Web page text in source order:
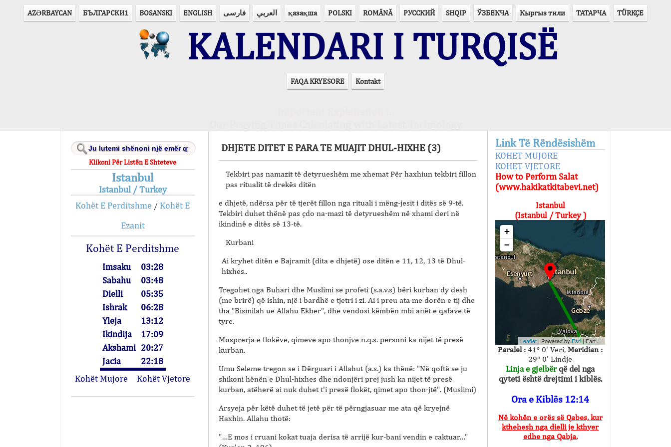
AZӘRBAYCAN БЪЛГАРСКИ1 BOSANSKI ENGLISH فارسی العربي қазақша POLSKI ROMÂNĂ РУССКИЙ SHQIP ЎЗБЕКЧА Кыргыз тили ТАТАРЧА TÜRKÇE
KALENDARI I TURQISË
FAQA KRYESORE Kontakt
Klikoni Për Listën E Shteteve
Istanbul
Istanbul / Turkey
Kohët E Perditshme / Kohët E
Ezanit
Kohët E Perditshme
Imsaku
03:28
Sabahu
03:48
Dielli
05:35
Ishrak
06:28
Yleja
13:12
Ikindija
17:09
Akshami 20:27
Jacia
22:18
Kohët Mujore
Kohët Vjetore
DHJETE DITET E PARA TE MUAJIT DHUL-HIXHE (3)
Tekbiri pas namazit të detyrueshëm me xhemat Për haxhiun tekbiri fillon
pas ritualit të drekës ditën
e dhjetë, ndërsa për të tjerët fillon nga rituali i mëng-jesit i ditës së 9-të.
Tekbiri duhet thënë pas çdo na-mazi të detyrueshëm në xhami deri në
ikindinë e ditës së 13-të.
Kurbani
Ai kryhet ditën e Bajramit (dita e dhjetë) ose ditën e 11, 12, 13 të Dhul-
hixhes..
Tregohet nga Buhari dhe Muslimi se profeti (s.a.v.s) bëri kurban dy desh
(me brirë) që ishin, një i bardhë e tjetri i zi. Ai i preu ata me dorën e tij dhe
tha "Bismilah ue Allahu Ekber", dhe vendosi këmbën mbi anët e qafave të
tyre.
Mosprerja e flokëve, qimeve apo thonjve n.q.s. personi ka nijet të presë
kurban.
Umu Seleme tregon se i Dërguari i Allahut (a.s.) ka thënë: "Në qoftë se ju
shikoni hënën e Dhul-hixhes dhe ndonjëri prej jush ka nijet të presë
kurban, atëherë ai nuk duhet t'i presë flokët, qimet apo thon-jtë". (Muslimi)
Arsyeja për këtë duhet të jetë për të përngjasuar me ata që kryejnë
Haxhin. Allahu thotë:
"…E mos i rruani kokat tuaja derisa të arrijë kur-bani vendin e caktuar…"
Link Të Rëndësishëm
KOHET MUJORE
KOHET VJETORE
How to Perform Salat
(www.hakikatkitabevi.net)
Istanbul
(Istanbul / Turkey )
+
−
Leaflet | Powered byEsri| Earthstar Geographics
Paralel : 41° 0' Veri, Meridian :
29° 0' Lindje
Linja e gjelbërqë del nga
qyteti është drejtimi i kiblës.
Ora e Kiblës 12:14
Në kohën e orës së Qabes, kur
kthehesh nga dielli je kthyer
edhe nga Qabja.